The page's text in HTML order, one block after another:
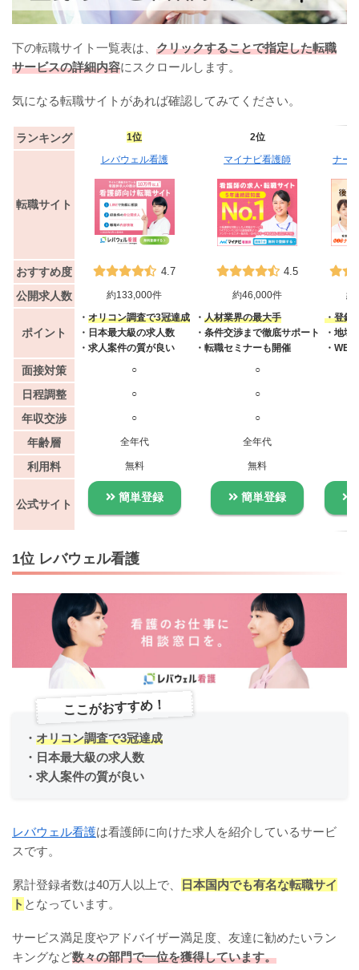
下の転職サイト一覧表は、 クリックすることで指定した転職
サービスの詳細内容にスクロールします。
気になる転職サイトがあれば確認してみてください。
ランキング 1位 2位
転職サイト
レバウェル看護 マイナビ看護師 ナー
おすすめ度 4.7 4.5
公開求人数 約133,000件 約46,000件 約
ポイント
・ オリコン調査で3冠達成
・日本最大級の求人数
・求人案件の質が良い
・ 人材業界の最大手
・条件交渉まで徹底サポート
・転職セミナーも開催
・登録
・地域
・
面接対策 ○ ○
日程調整 ○ ○
年収交渉 ○ ○
年齢層 全年代 全年代
利用料 無料 無料
公式サイト
簡単登録 簡単登録
1位 レバウェル看護
ここがおすすめ！
・ オリコン調査で3冠達成
・日本最大級の求人数
・求人案件の質が良い
レバウェル看護は看護師に向けた求人を紹介しているサービ
スです。
累計登録者数は40万人以上で、
日本国内でも有名な転職サイ
ト となっています。
サービス満足度やアドバイザー満足度、友達に勧めたいラン
キングなど数々の部門で一位を獲得しています。